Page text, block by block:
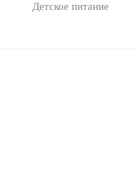
Детское питание